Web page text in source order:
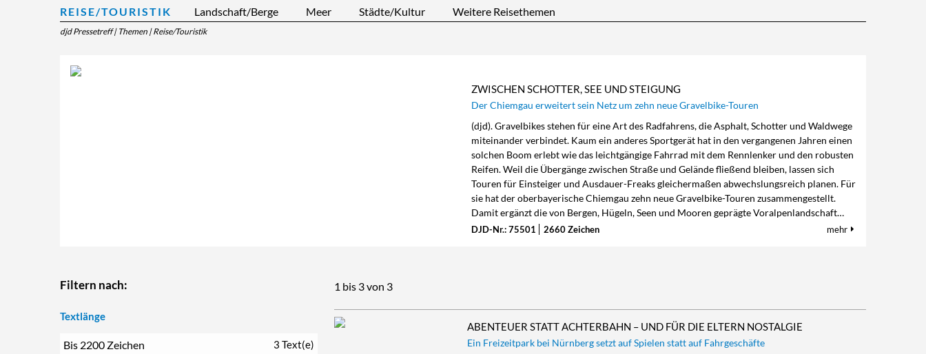
REISE/TOURISTIK Landschaft/Berge Meer Städte/Kultur Weitere Reisethemen
djd Pressetreff| Themen |Reise/Touristik
ZWISCHEN SCHOTTER, SEE UND STEIGUNG
Der Chiemgau erweitert sein Netz um zehn neue Gravelbike-Touren
(djd). Gravelbikes stehen für eine Art des Radfahrens, die Asphalt, Schotter und Waldwege
miteinander verbindet. Kaum ein anderes Sportgerät hat in den vergangenen Jahren einen
solchen Boom erlebt wie das leichtgängige Fahrrad mit dem Rennlenker und den robusten
Reifen. Weil die Übergänge zwischen Straße und Gelände fließend bleiben, lassen sich
Touren für Einsteiger und Ausdauer-Freaks gleichermaßen abwechslungsreich planen. Für
sie hat der oberbayerische Chiemgau zehn neue Gravelbike-Touren zusammengestellt.
Damit ergänzt die von Bergen, Hügeln, Seen und Mooren geprägte Voralpenlandschaft…
DJD-Nr.: 75501 2660 Zeichen mehr
1 bis 3 von 3
ABENTEUER STATT ACHTERBAHN – UND FÜR DIE ELTERN NOSTALGIE
Ein Freizeitpark bei Nürnberg setzt auf Spielen statt auf Fahrgeschäfte
Filtern nach:
Textlänge
Bis 2200 Zeichen 3 Text(e)